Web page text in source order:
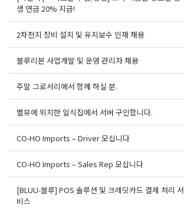
생 연금 20% 지급!
2차전지 장비 설치 및 유지보수 인재 채용
블루리본 사업개발 및 운영 관리자 채용
주말 그로서리에서 함께 하실 분.
벨뷰에 위치한 일식집에서 서버 구인합니다.
CO-HO Imports – Driver 모십니다
CO-HO Imports – Sales Rep 모십니다
[BLUU-블루] POS 솔루션 및 크레딧카드 결제 처리 서
비스